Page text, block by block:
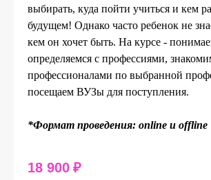
выбирать, куда пойти учиться и кем
будущем! Однако часто ребенок не
кем он хочет быть. На курсе -
определяемся с профессиями,
профессионалами по выбранной
посещаем ВУЗы для поступления.
*Формат проведения: online и offline
18 900 ₽